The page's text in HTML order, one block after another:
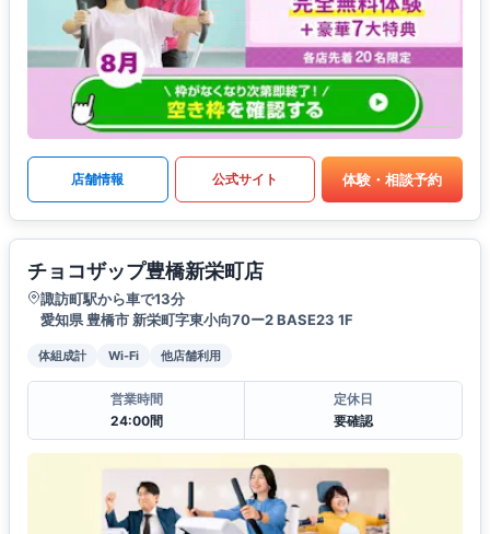
店舗情報 公式サイト 体験・相談予約
チョコザップ豊橋新栄町店
諏訪町駅から車で13分
愛知県 豊橋市 新栄町字東小向70ー2 BASE23 1F
体組成計 Wi-Fi 他店舗利用
営業時間
24:00間
定休日
要確認